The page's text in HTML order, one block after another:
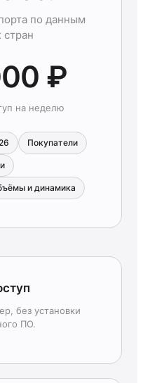
по данным
₽
на неделю
Покупатели
и динамика
без установки
ПО.